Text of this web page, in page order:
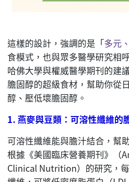
這樣的設計，強調的是「多元
食模式，也與眾多醫學研究相
哈佛大學與權威醫學期刊的建
膽固醇的超級食材，幫助你從
醇、壓低壞膽固醇。
1.燕麥與豆類：可溶性纖維的
可溶性纖維能與膽汁結合，幫
根據《美國臨床營養期刊》（
Clinical Nutrition）的研究，